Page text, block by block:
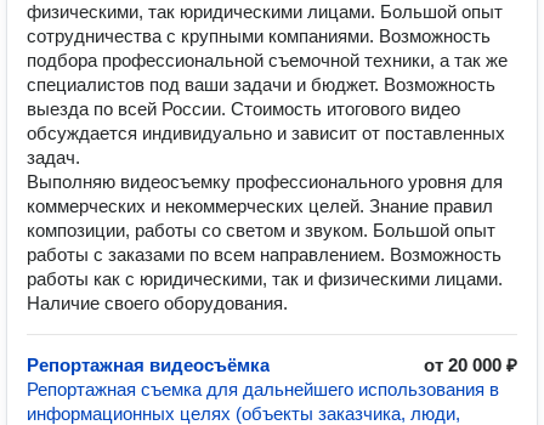
физическими, так юридическими лицами. Большой опыт
сотрудничества с крупными компаниями. Возможность
подбора профессиональной съемочной техники, а так же
специалистов под ваши задачи и бюджет. Возможность
выезда по всей России. Стоимость итогового видео
обсуждается индивидуально и зависит от поставленных
задач.
Выполняю видеосъемку профессионального уровня для
коммерческих и некоммерческих целей. Знание правил
композиции, работы со светом и звуком. Большой опыт
работы с заказами по всем направлением. Возможность
работы как с юридическими, так и физическими лицами.
Наличие своего оборудования.
Репортажная видеосъёмка
от 20 000 ₽
Репортажная съемка для дальнейшего использования в
информационных целях (объекты заказчика, люди,